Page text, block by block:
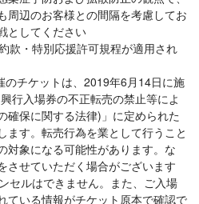
周辺のお客様との間隔を考慮してお
としてください
款・特別応援許可規程が適用され
のチケットは、2019年6月14日に施
行入場券の不正転売の禁止等によ
確保に関する法律)」に定められた
ます。転売行為を業として行うこと
対象になる可能性があります。な
させていただく場合がございます
セルはできません。また、ご入場
ている情報がチケット原本で確認で